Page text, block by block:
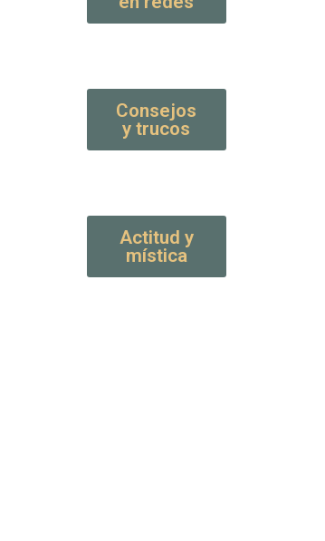
Consejos
y trucos
Actitud y
mística